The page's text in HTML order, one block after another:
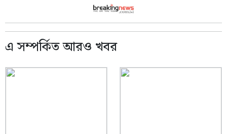
এ সম্পর্কিত আরও খবর